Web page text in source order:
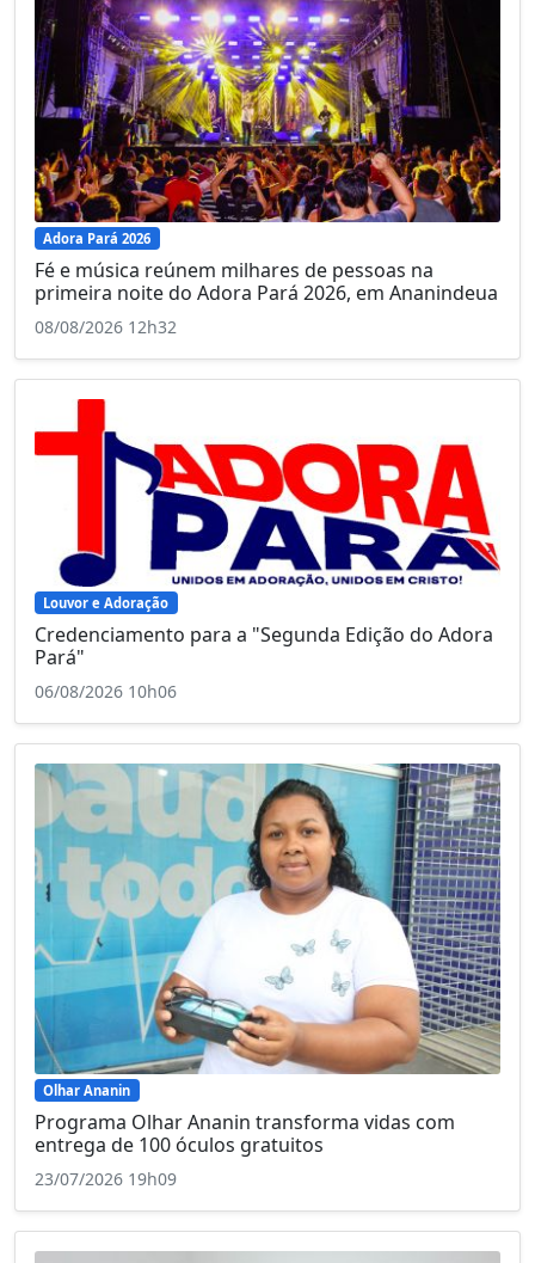
Adora Pará 2026
Fé e música reúnem milhares de pessoas na
primeira noite do Adora Pará 2026, em Ananindeua
08/08/2026 12h32
Louvor e Adoração
Credenciamento para a "Segunda Edição do Adora
Pará"
06/08/2026 10h06
Olhar Ananin
Programa Olhar Ananin transforma vidas com
entrega de 100 óculos gratuitos
23/07/2026 19h09